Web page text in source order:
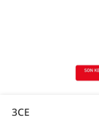
3CE